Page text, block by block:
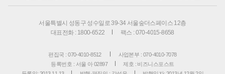
서울특별시 성동구 성수일로 39-34 서울숲더스페이스 12층
대표전화 : 1800-6522
팩스 : 070-4015-8658
편집국 : 070-4010-8512
사업본부 : 070-4010-7078
등록번호 : 서울 아 02897
제호 : 비즈니스포스트